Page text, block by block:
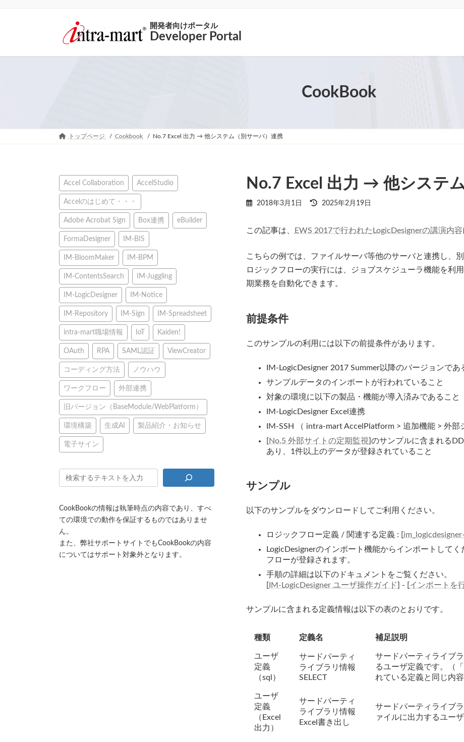
開発者向けポータル
Developer Portal
CookBook
トップページ Cookbook No.7 Excel 出力 → 他システム（別サーバ）連携
No.7 Excel 出力 → 他システ
2018年3月1日
最
新
:
2025年2月19日
この記事は、 EWS 2017で行われたLogicDesignerの講演内容
こちらの例では、ファイルサーバ等他のサーバと連携し、
ロジックフローの実行には、ジョブスケジューラ機能を利
期業務を自動化できます。
前提条件
このサンプルの利用には以下の前提条件があります。
IM-LogicDesigner 2017 Summer以降のバージョンであ
サンプルデータのインポートが行われていること
対象の環境に以下の製品・機能が導入済みであること
IM-LogicDesigner Excel連携
IM-SSH （ intra-mart AccelPlatform > 追加機能 > 外部
[No.5 外部サイトの定期監視]のサンプルに含まれる
あり、1件以上のデータが登録されていること
サンプル
以下のサンプルをダウンロードしてご利用ください。
ロジックフロー定義 / 関連する定義 : [
LogicDesignerのインポート機能からインポートして
フローが登録されます。
手順の詳細は以下のドキュメントをご覧ください。
[ IM-LogicDesigner ユーザ操作ガイド] - [インポートを
サンプルに含まれる定義情報は以下の表のとおりです。
種類 定義名 補足説明
ユーザ
定義
（sql）
サードパーティ
ライブラリ情報
SELECT
サードパーティライブ
るユーザ定義です。（
れている定義と同じ内容
ユーザ
定義
（Excel
出力）
サードパーティ
ライブラリ情報
Excel書き出し
サードパーティライブ
ァイルに出力するユーザ
Accel Collaboration AccelStudio
Accelのはじめて・・・
Adobe Acrobat Sign Box連携 eBuilder
FormaDesigner IM-BIS
IM-BloomMaker IM-BPM
IM-ContentsSearch IM-Juggling
IM-LogicDesigner IM-Notice
IM-Repository IM-Sign IM-Spreadsheet
intra-mart職場情報 IoT Kaiden!
OAuth RPA SAML認証 ViewCreator
コーディング方法 ノウハウ
ワークフロー 外部連携
旧バージョン（BaseModule/WebPlatform）
環境構築 生成AI 製品紹介・お知らせ
電子サイン
CookBookの情報は執筆時点の内容であり、すべ
ての環境での動作を保証するものではありませ
ん。
また、弊社サポートサイトでもCookBookの内容
についてはサポート対象外となります。